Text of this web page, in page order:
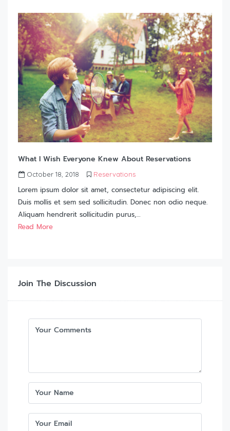
What I Wish Everyone Knew About Reservations
October 18, 2018 Reservations
Lorem ipsum dolor sit amet, consectetur adipiscing elit.
Duis mollis et sem sed sollicitudin. Donec non odio neque.
Aliquam hendrerit sollicitudin purus,…
Read More
Join The Discussion